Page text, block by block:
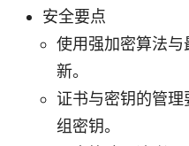
安全要点
使用强加密算法
新。
证书与密钥的管
组密钥。